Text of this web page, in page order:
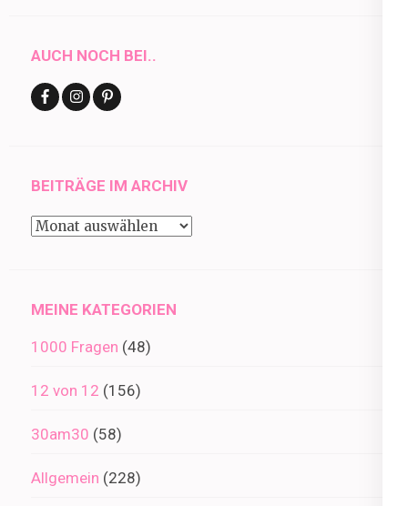
AUCH NOCH BEI..
BEITRÄGE IM ARCHIV
Beiträge
MEINE KATEGORIEN
1000 Fragen (48)
12 von 12 (156)
30am30 (58)
Allgemein (228)